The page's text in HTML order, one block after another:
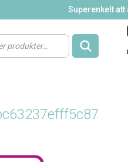
Superenkelt att